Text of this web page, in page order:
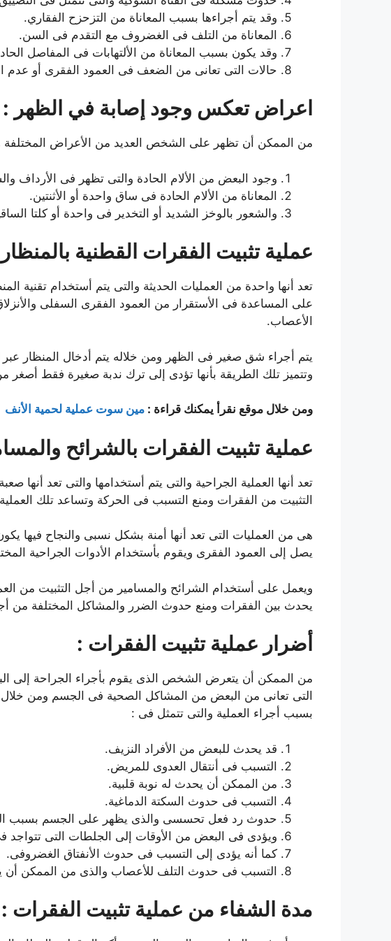
وقد يتم أجراءها بسبب المعاناة من التزحزح الفقاري.
المعاناة من التلف فى الغضروف مع التقدم فى السن.
وقد يكون بسبب المعاناة من الألتهابات فى المفاصل
حالات التى تعانى من الضعف فى العمود الفقرى أو عدم
اعراض تعكس وجود إصابة في الظهر :
من الممكن أن تظهر على الشخص العديد من الأعراض المختلفة
وجود البعض من الألام الحادة والتى تظهر فى الأرداف
المعاناة من الألام الحادة فى ساق واحدة أو الأثنتين.
والشعور بالوخز الشديد أو التخدير فى واحدة أو كلتا
عملية تثبيت الفقرات القطنية
تعد أنها واحدة من العمليات الحديثة والتى يتم أستخدام
على المساعدة فى الأستقرار من العمود الفقرى السفلى
الأعصاب.
يتم أجراء شق صغير فى الظهر ومن خلاله يتم أدخال المنظار عبر
وتتميز تلك الطريقة بأنها تؤدى إلى ترك ندبة صغيرة فقط
ومن خلال موقع نقرأ يمكنك قراءة : مين سوت عملية لحمية الأنف
عملية تثبيت الفقرات بالشرائح
تعد أنها العملية الجراحية والتى يتم أستخدامها والتى تعد
التثبيت من الفقرات ومنع التسبب فى الحركة وتساعد تلك
هى من العمليات التى تعد أنها أمنة بشكل نسبى والنجاح
يصل إلى العمود الفقرى ويقوم بأستخدام الأدوات الجراحية
ويعمل على أستخدام الشرائح والمسامير من أجل التثبيت من
يحدث بين الفقرات ومنع حدوث الضرر والمشاكل المختلفة من
أضرار عملية تثبيت الفقرات :
من الممكن أن يتعرض الشخص الذى يقوم بأجراء الجراحة إلى
التى تعانى من البعض من المشاكل الصحية فى الجسم ومن
بسبب أجراء العملية والتى تتمثل فى :
قد يحدث للبعض من الأفراد النزيف.
التسبب فى أنتقال العدوى للمريض.
من الممكن أن يحدث له نوبة قلبية.
التسبب فى حدوث السكتة الدماغية.
حدوث رد فعل تحسسى والذى يظهر على الجسم بسبب
ويؤدى فى البعض من الأوقات إلى الجلطات التى تتواجد
كما أنه يؤدى إلى التسبب فى حدوث الأنفتاق الغضروفى.
التسبب فى حدوث التلف للأعصاب والذى من الممكن أن
مدة الشفاء من عملية تثبيت الفقرات :